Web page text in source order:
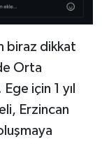
biraz dikkat
Orta
için 1 yıl
Erzincan